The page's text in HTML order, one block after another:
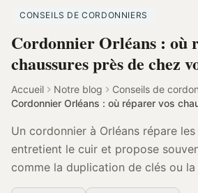
CONSEILS DE CORDONNIERS
Cordonnier Orléans : où
chaussures près de chez
Accueil Notre blog
Conseils de
Un cordonnier à Orléans répare les
entretient le cuir et propose
comme la duplication de clés ou
maroquinerie. Pour bien choisir,